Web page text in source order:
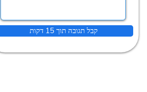
קבל תגובה תוך 15 דקות